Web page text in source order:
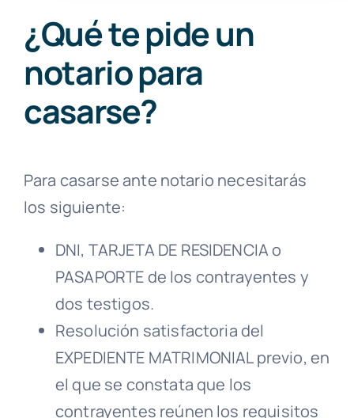
¿Qué te pide un
notario para
casarse?
Para casarse ante notario necesitarás
los siguiente:
DNI, TARJETA DE RESIDENCIA o
PASAPORTE de los contrayentes y
dos testigos.
Resolución satisfactoria del
EXPEDIENTE MATRIMONIAL previo, en
el que se constata que los
contrayentes reúnen los requisitos